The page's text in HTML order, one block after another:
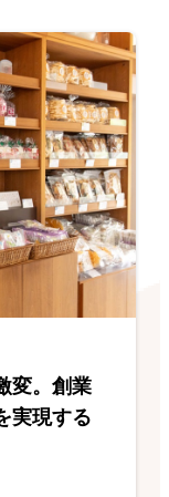
変。創業
実現する